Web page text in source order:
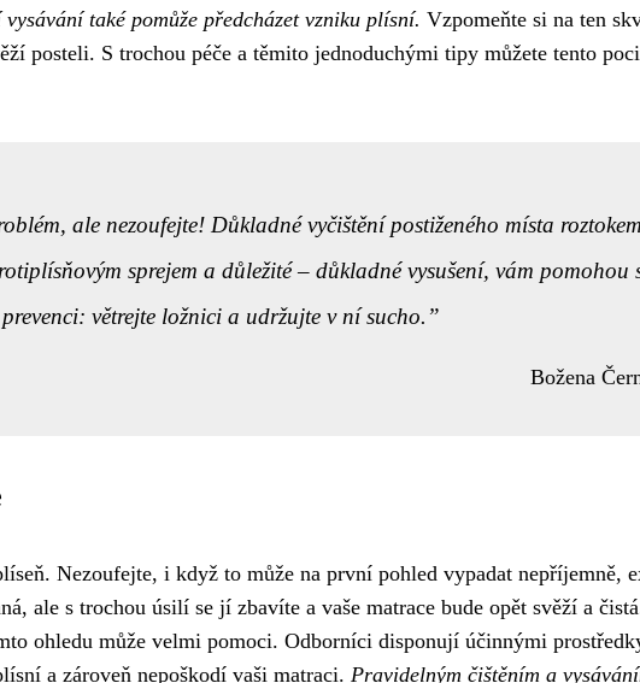
také pomůže předcházet vzniku plísní. Vzpomeňte si na ten
posteli. S trochou péče a těmito jednoduchými tipy můžete tento
ale nezoufejte! Důkladné vyčištění postiženého místa roztokem
sprejem a důležité – důkladné vysušení, vám pomohou
větrejte ložnici a udržujte v ní sucho.
Božena
Nezoufejte, i když to může na první pohled vypadat nepříjemně,
ale s trochou úsilí se jí zbavíte a vaše matrace bude opět svěží a
ohledu může velmi pomoci. Odborníci disponují účinnými
a zároveň nepoškodí vaši matraci. Pravidelným čištěním a